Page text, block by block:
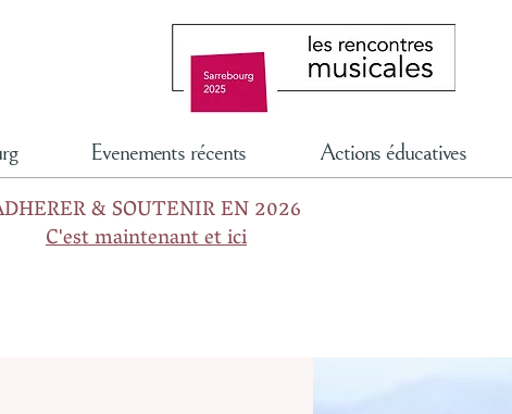
Evenements récents Actions éducatives
& SOUTENIR EN 2026
C'est maintenant et ici